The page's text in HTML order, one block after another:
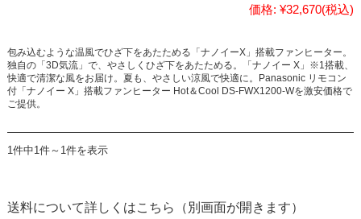
価格: ¥32,670(税込)
包み込むような温風でひざ下をあたためる「ナノイーX」搭載ファンヒーター。
独自の「3D気流」で、やさしくひざ下をあたためる。「ナノイー X」※1搭載、
快適で清潔な風をお届け。夏も、やさしい涼風で快適に。Panasonic リモコン
付「ナノイー X」搭載ファンヒーター Hot＆Cool DS-FWX1200-Wを激安価格で
ご提供。
1件中1件～1件を表示
送料について詳しくはこちら（別画面が開きます）